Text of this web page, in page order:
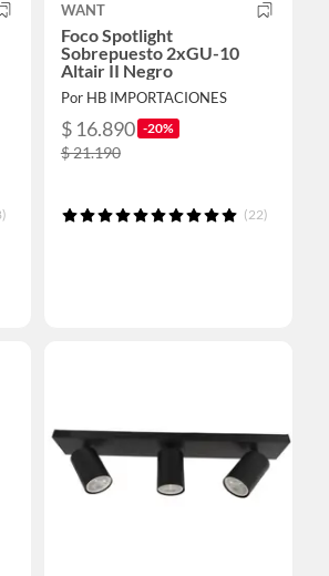
WANT
Foco Spotlight
Sobrepuesto 2xGU-10
Altair II Negro
Por HB IMPORTACIONES
$ 16.890 -20%
$ 21.190
(22)